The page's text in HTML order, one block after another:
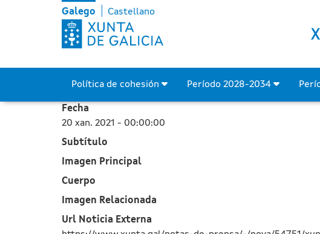
A Xunta recibe ofertas de 13
Skip to Main Content
Galego Castellano
Política de cohesión Período 2028-2034
Fecha
20 xan. 2021 - 00:00:00
Subtítulo
Imagen Principal
Cuerpo
Imagen Relacionada
Url Noticia Externa